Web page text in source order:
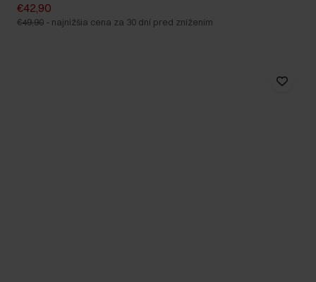
€42,90
€49,90 - najnižšia cena za 30 dní pred znížením